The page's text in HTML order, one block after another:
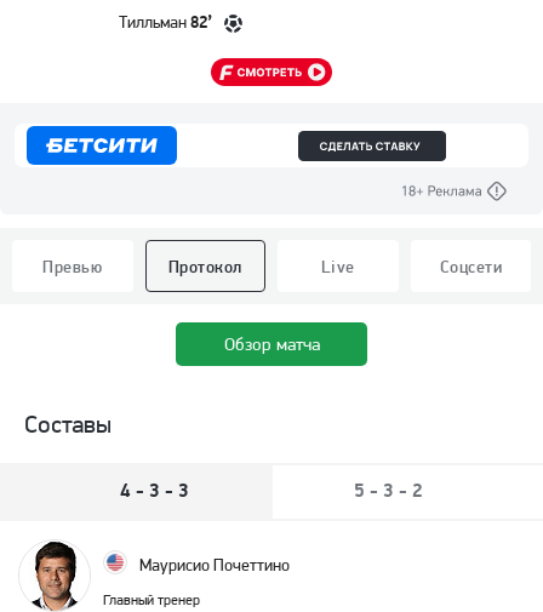
Тилльман 82’
Превью Протокол Live Соцсети
Обзор матча
Составы
4 - 3 - 3 5 - 3 - 2
Маурисио Почеттино
Главный тренер